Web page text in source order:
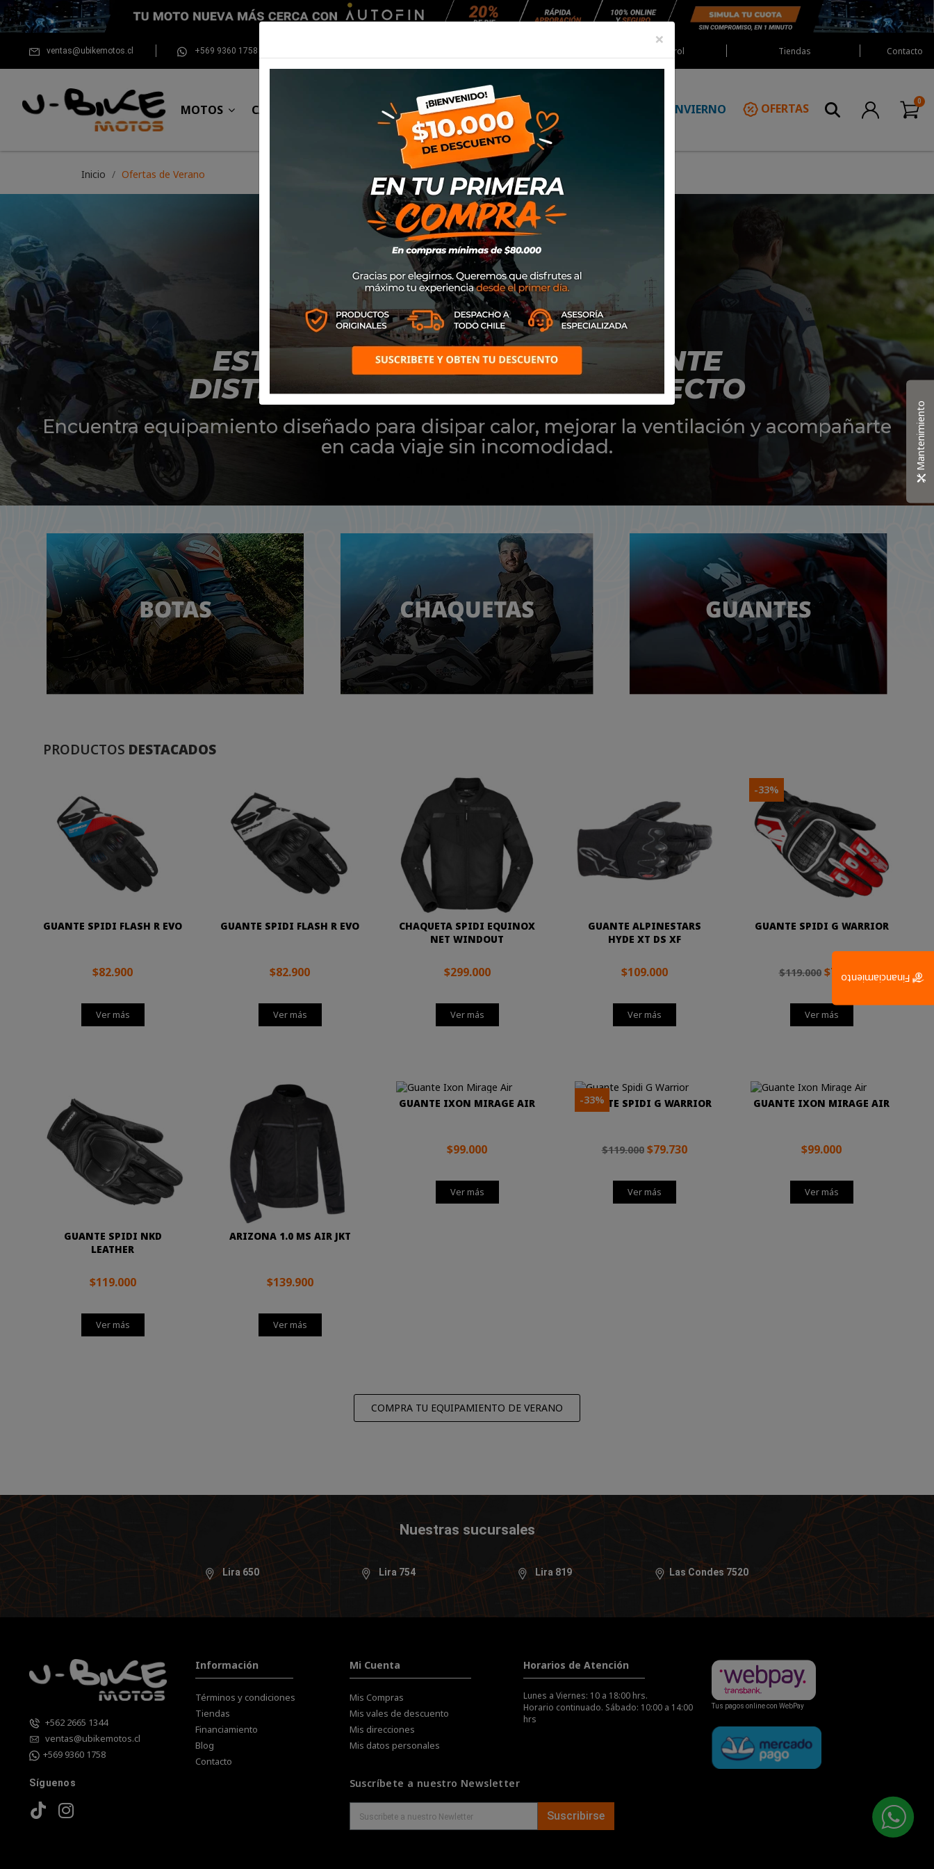
ventas@ubikemotos.cl +569 9360 1758 Red Castrol Tiendas Contacto
MOTOS CASCOS EQUIPAMIENTO NEUMÁTICOS MANTENCIÓN INVIERNO OFERTAS
Inicio Ofertas de Verano
ESTE VERANO, LA RUTA SE SIENTE
DISTINTA CON EL EQUIPO CORRECTO
Encuentra equipamiento diseñado para disipar calor, mejorar la ventilación y acompañarte
en cada viaje sin incomodidad.
PRODUCTOS DESTACADOS
GUANTE SPIDI FLASH R EVO
$82.900
Ver más
GUANTE SPIDI FLASH R EVO
$82.900
Ver más
CHAQUETA SPIDI EQUINOX
NET WINDOUT
$299.000
Ver más
GUANTE ALPINESTARS
HYDE XT DS XF
$109.000
Ver más
GUANTE SPIDI G WARRIOR
$119.000 $79.730
Ver más
-33%
GUANTE SPIDI NKD
LEATHER
$119.000
Ver más
ARIZONA 1.0 MS AIR JKT
$139.900
Ver más
GUANTE IXON MIRAGE AIR
$99.000
Ver más
GUANTE SPIDI G WARRIOR
$119.000 $79.730
Ver más
-33% GUANTE IXON MIRAGE AIR
$99.000
Ver más
COMPRA TU EQUIPAMIENTO DE VERANO
Nuestras sucursales
Lira 650 Lira 754 Lira 819 Las Condes 7520
+562 2665 1344
ventas@ubikemotos.cl
+569 9360 1758
Síguenos
Información
Términos y condiciones
Tiendas
Financiamiento
Blog
Contacto
Mi Cuenta
Mis Compras
Mis vales de descuento
Mis direcciones
Mis datos personales
Horarios de Atención
Lunes a Viernes: 10 a 18:00 hrs.
Horario continuado. Sábado: 10:00 a 14:00
hrs
Suscríbete a nuestro Newsletter
Suscribirse
Tus pagos online con WebPay
×
Mantenimiento
Financiamiento